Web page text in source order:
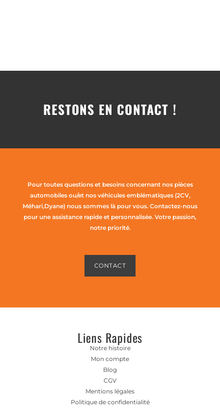
RESTONS EN CONTACT !
Pour toutes questions et besoins concernant nos pièces
automobiles ou/et nos véhicules emblématiques (2CV,
Méhari,Dyane) nous sommes là pour vous. Contactez-nous
pour une assistance rapide et personnalisée. Votre passion,
notre priorité.
CONTACT
Liens Rapides
Notre histoire
Mon compte
Blog
CGV
Mentions légales
Politique de confidentialité